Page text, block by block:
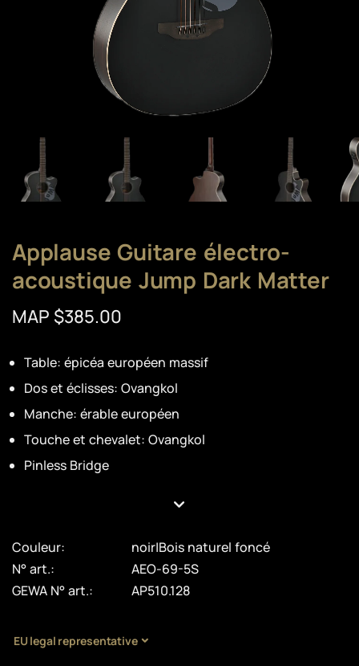
Applause Guitare électro-
acoustique Jump Dark Matter
MAP $385.00
Table: épicéa européen massif
Dos et éclisses: Ovangkol
Manche: érable européen
Touche et chevalet: Ovangkol
Pinless Bridge
Couleur:
noir|Bois naturel foncé
N° art.:
AEO-69-5S
GEWA N° art.:
AP510.128
EU legal representative